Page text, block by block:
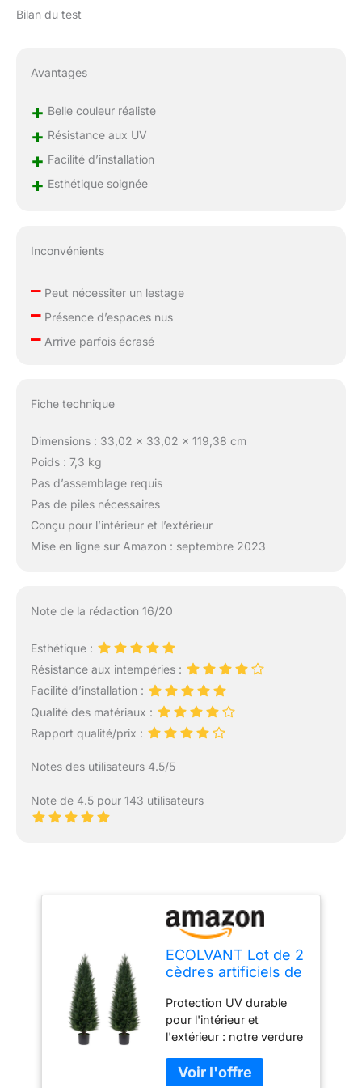
Bilan du test
Avantages
+ Belle couleur réaliste
+ Résistance aux UV
+ Facilité d’installation
+ Esthétique soignée
Inconvénients
–Peut nécessiter un lestage
–Présence d’espaces nus
–Arrive parfois écrasé
Fiche technique
Dimensions : 33,02 x 33,02 x 119,38 cm
Poids : 7,3 kg
Pas d’assemblage requis
Pas de piles nécessaires
Conçu pour l’intérieur et l’extérieur
Mise en ligne sur Amazon : septembre 2023
Note de la rédaction 16/20
Esthétique :
Résistance aux intempéries :
Facilité d’installation :
Qualité des matériaux :
Rapport qualité/prix :
Notes des utilisateurs 4.5/5
Note de 4.5 pour 143 utilisateurs
ECOLVANT Lot de 2
cèdres artificiels de
Artificiel résistant
aux UV - Plantes
artificielles
d'extérieur pour
intérieur et
Protection UV durable
pour l'intérieur et
l'extérieur : notre verdure
haute qualité avec